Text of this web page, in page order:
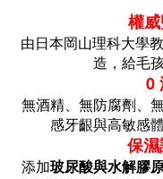
權
由日本岡山理科大學
造，給毛
0
無酒精、無防腐劑、
感牙齦與高敏感
保
添加玻尿酸與水解膠